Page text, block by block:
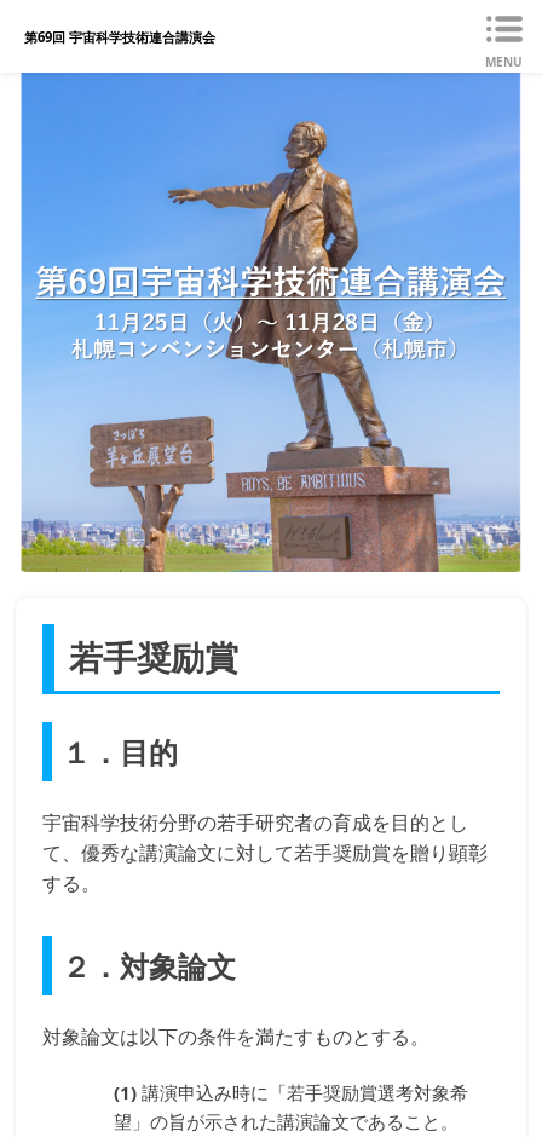
第69回 宇宙科学技術連合講演会
MENU
若手奨励賞
１．目的
宇宙科学技術分野の若手研究者の育成を目的とし
て、優秀な講演論文に対して若手奨励賞を贈り顕彰
する。
２．対象論文
対象論文は以下の条件を満たすものとする。
講演申込み時に「若手奨励賞選考対象希
望」の旨が示された講演論文であること。